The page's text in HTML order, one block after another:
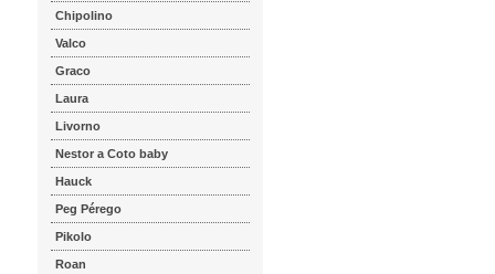
Chipolino
Valco
Graco
Laura
Livorno
Nestor a Coto baby
Hauck
Peg Pérego
Pikolo
Roan